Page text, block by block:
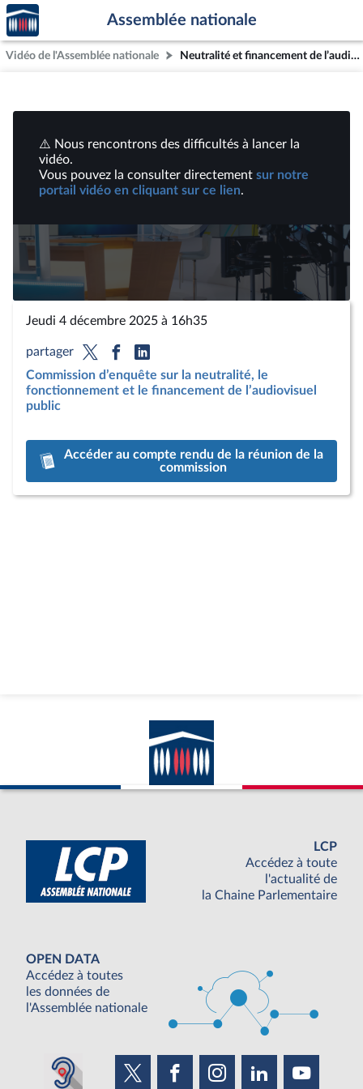
Aller au contenu
Aller en bas de la page
Accèder
à la
page
d'accueil
Assemblée nationale
Vidéo de l'Assemblée nationale Neutralité et financement de l’audiovisuel public : Représentants de la Troisième chambre de la Cour des comptes ; Juristes spécialistes dans le droit des médias | Vidéos
Lire
la
vidéo
⚠️ Nous rencontrons des difficultés à lancer la
vidéo.
Vous pouvez la consulter directement sur notre
portail vidéo en cliquant sur ce lien.
Jeudi 4 décembre 2025 à 16h35
partager
Commission d’enquête sur la neutralité, le
fonctionnement et le financement de l’audiovisuel
public
Accéder au compte rendu de la réunion de la
commission
LCP
Accédez à toute
l'actualité de
la Chaine Parlementaire
OPEN DATA
Accédez à toutes
les données de
l'Assemblée nationale